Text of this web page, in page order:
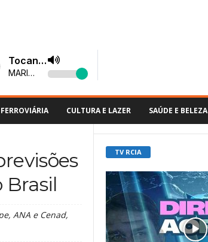
FERROVIÁRIA CULTURA E LAZER SAÚDE E BELEZA
Brasil
ANA e Cenad,
TV RCIA